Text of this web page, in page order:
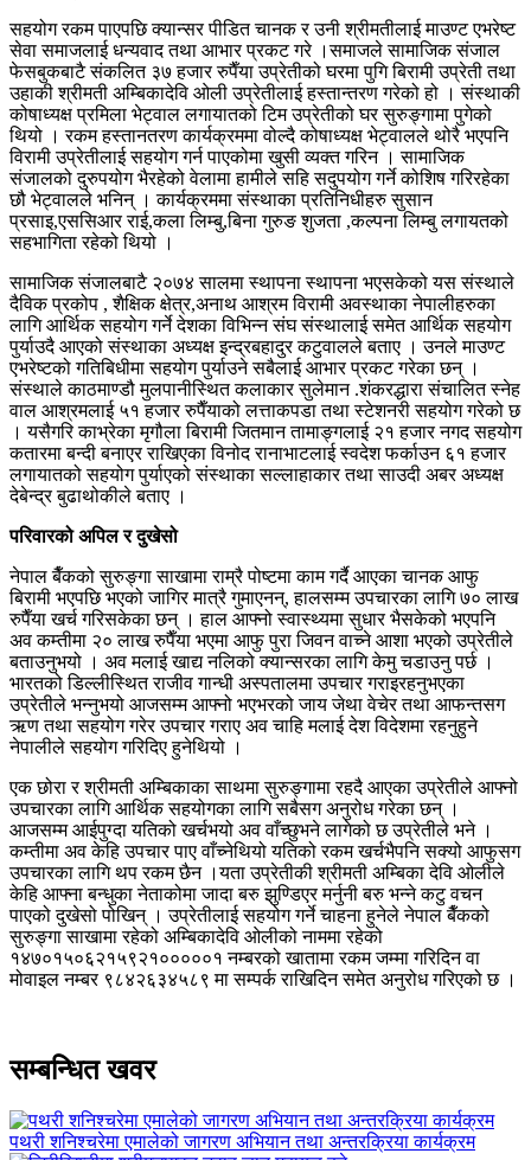
सहयोग रकम पाएपछि क्यान्सर पीडित चानक र उनी श्रीमतीलाई माउण्ट एभरेष्ट
सेवा समाजलाई धन्यवाद तथा आभार प्रकट गरे ।समाजले सामाजिक संजाल
फेसबुकबाटै संकलित ३७ हजार रुपैँया उप्रेतीको घरमा पुगि बिरामी उप्रेती तथा
उहाकी श्रीमती अम्बिकादेवि ओली उप्रेतीलाई हस्तान्तरण गरेको हो । संस्थाकी
कोषाध्यक्ष प्रमिला भेट्वाल लगायातको टिम उप्रेतीको घर सुरुङ्गामा पुगेको
थियो । रकम हस्तानतरण कार्यक्रममा वोल्दै कोषाध्यक्ष भेट्वालले थोरै भएपनि
विरामी उप्रेतीलाई सहयोग गर्न पाएकोमा खुसी व्यक्त गरिन । सामाजिक
संजालको दुरुपयोग भैरहेको वेलामा हामीले सहि सदुपयोग गर्ने कोशिष गरिरहेका
छौ भेट्वालले भनिन् । कार्यक्रममा संस्थाका प्रतिनिधीहरु सुसान
प्रसाइ,एससिआर राई,कला लिम्बु,बिना गुरुङ शुजता ,कल्पना लिम्बु लगायतको
सहभागिता रहेको थियो ।
सामाजिक संजालबाटै २०७४ सालमा स्थापना स्थापना भएसकेको यस संस्थाले
दैविक प्रकोप , शैक्षिक क्षेत्र,अनाथ आश्रम विरामी अवस्थाका नेपालीहरुका
लागि आर्थिक सहयोग गर्ने देशका विभिन्न संघ संस्थालाई समेत आर्थिक सहयोग
पुर्याउदै आएको संस्थाका अध्यक्ष इन्द्रबहादुर कटुवालले बताए । उनले माउण्ट
एभरेष्टको गतिबिधीमा सहयोग पुर्याउने सबैलाई आभार प्रकट गरेका छन् ।
संस्थाले काठमाण्डौ मुलपानीस्थित कलाकार सुलेमान .शंकरद्धारा संचालित स्नेह
वाल आश्रमलाई ५१ हजार रुपैँयाको लत्ताकपडा तथा स्टेशनरी सहयोग गरेको छ
। यसैगरि काभ्रेका मृगौला बिरामी जितमान तामाङ्गलाई २१ हजार नगद सहयोग
कतारमा बन्दी बनाएर राखिएका विनोद रानाभाटलाई स्वदेश फर्काउन ६१ हजार
लगायातको सहयोग पुर्याएको संस्थाका सल्लाहाकार तथा साउदी अबर अध्यक्ष
देबेन्द्र बुढाथोकीले बताए ।
परिवारको अपिल र दुखेसो
नेपाल बैँकको सुरुङ्गा साखामा राम्रै पोष्टमा काम गर्दै आएका चानक आफु
बिरामी भएपछि भएको जागिर मात्रै गुमाएनन्, हालसम्म उपचारका लागि ७० लाख
रुपैँया खर्च गरिसकेका छन् । हाल आफ्नो स्वास्थ्यमा सुधार भैसकेको भएपनि
अव कम्तीमा २० लाख रुपैँया भएमा आफु पुरा जिवन वाच्ने आशा भएको उप्रेतीले
बताउनुभयो । अव मलाई खाद्य नलिको क्यान्सरका लागि केमु चडाउनु पर्छ ।
भारतको डिल्लीस्थित राजीव गान्धी अस्पतालमा उपचार गराइरहनुभएका
उप्रेतीले भन्नुभयो आजसम्म आफ्नो भएभरको जाय जेथा वेचेर तथा आफन्तसग
ऋण तथा सहयोग गरेर उपचार गराए अव चाहि मलाई देश विदेशमा रहनुहुने
नेपालीले सहयोग गरिदिए हुनेथियो ।
एक छोरा र श्रीमती अम्बिकाका साथमा सुरुङ्गामा रहदै आएका उप्रेतीले आफ्नो
उपचारका लागि आर्थिक सहयोगका लागि सबैसग अनुरोध गरेका छन् ।
आजसम्म आईपुग्दा यतिको खर्चभयो अव वाँच्छुभने लागेको छ उप्रेतीले भने ।
कम्तीमा अव केहि उपचार पाए वाँच्नेथियो यतिको रकम खर्चभैपनि सक्यो आफुसग
उपचारका लागि थप रकम छैन ।यता उप्रेतीकी श्रीमती अम्बिका देवि ओलीले
केहि आफ्ना बन्धुका नेताकोमा जादा बरु झुण्डिएर मर्नुनी बरु भन्ने कटु वचन
पाएको दुखेसो पोखिन् । उप्रेतीलाई सहयोग गर्ने चाहना हुनेले नेपाल बैँकको
सुरुङ्गा साखामा रहेको अम्बिकादेवि ओलीको नाममा रहेको
१४७०१५०६२१५९२१०००००१ नम्बरको खातामा रकम जम्मा गरिदिन वा
मोवाइल नम्बर ९८४२६३४५८९ मा सम्पर्क राखिदिन समेत अनुरोध गरिएको छ ।
सम्बन्धित खवर
पथरी शनिश्चरेमा एमालेको जागरण अभियान तथा अन्तरक्रिया कार्यक्रम